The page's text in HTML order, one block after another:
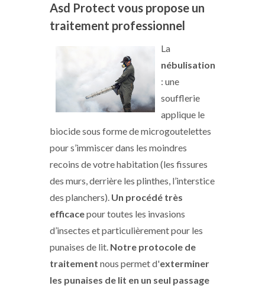
Asd Protect vous propose un
traitement professionnel
La
nébulisation
: une
soufflerie
applique le
biocide sous forme de microgoutelettes
pour s’immiscer dans les moindres
recoins de votre habitation (les fissures
des murs, derrière les plinthes, l’interstice
des planchers). Un procédé très
efficacepour toutes les invasions
d’insectes et particulièrement pour les
punaises de lit. Notre protocole de
traitement nous permet d'exterminer
les punaises de lit en un seul passage